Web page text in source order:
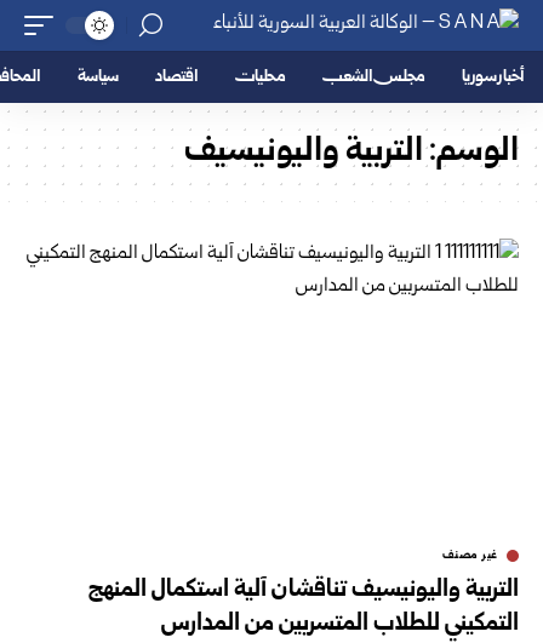
أخبار سوريا مجلس الشعب محليات اقتصاد سياسة
الوسم:التربية واليونيسيف
غير مصنف
التربية واليونيسيف تناقشان آلية استكمال المنهج
التمكيني للطلاب ‏المتسربين من المدارس